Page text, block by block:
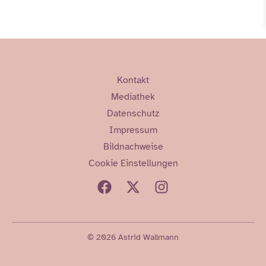
Kontakt
Mediathek
Datenschutz
Impressum
Bildnachweise
Cookie Einstellungen
© 2026 Astrid Wallmann